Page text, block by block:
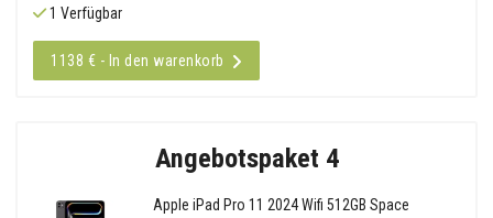
1 Verfügbar
1138 € - In den warenkorb
Angebotspaket 4
Apple iPad Pro 11 2024 Wifi 512GB Space